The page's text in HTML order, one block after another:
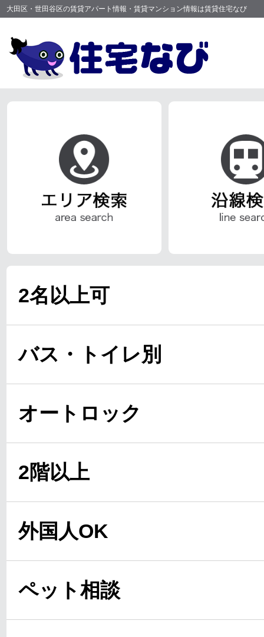
大田区・世田谷区の賃貸アパート情報・賃貸マンション情報は賃貸住宅なび
2名以上可
バス・トイレ別
オートロック
2階以上
外国人OK
ペット相談